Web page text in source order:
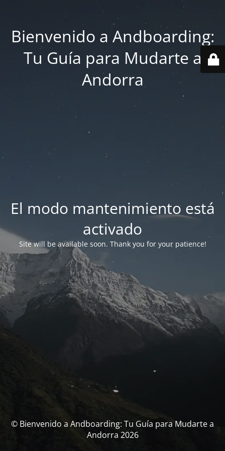
Bienvenido a Andboarding:
Tu Guía para Mudarte a
Andorra
El modo mantenimiento está
activado
Site will be available soon. Thank you for your patience!
© Bienvenido a Andboarding: Tu Guía para Mudarte a
Andorra 2026